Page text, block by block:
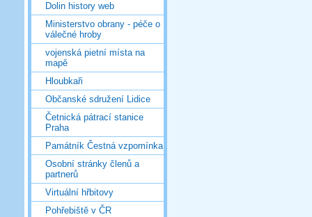
Dolin history web
Ministerstvo obrany - péče o
válečné hroby
vojenská pietní místa na
mapě
Hloubkaři
Občanské sdružení Lidice
Četnická pátrací stanice
Praha
Památník Čestná vzpomínka
Osobní stránky členů a
partnerů
Virtuální hřbitovy
Pohřebiště v ČR